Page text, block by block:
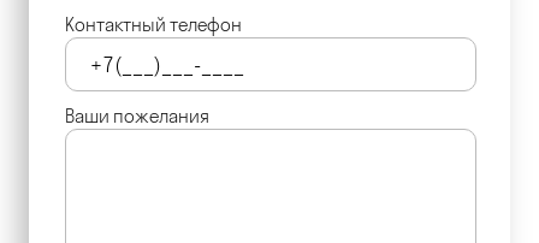
Контактный телефон
Ваши пожелания